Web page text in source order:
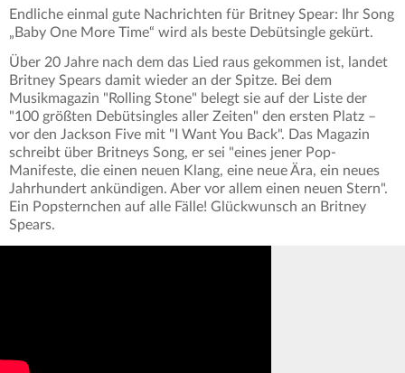
Endliche einmal gute Nachrichten für Britney Spear: Ihr Song
„Baby One More Time“ wird als beste Debütsingle gekürt.
Über 20 Jahre nach dem das Lied raus gekommen ist, landet
Britney Spears damit wieder an der Spitze. Bei dem
Musikmagazin "Rolling Stone" belegt sie auf der Liste der
"100 größten Debütsingles aller Zeiten" den ersten Platz –
vor den Jackson Five mit "I Want You Back". Das Magazin
schreibt über Britneys Song, er sei "eines jener Pop-
Manifeste, die einen neuen Klang, eine neue Ära, ein neues
Jahrhundert ankündigen. Aber vor allem einen neuen Stern".
Ein Popsternchen auf alle Fälle! Glückwunsch an Britney
Spears.